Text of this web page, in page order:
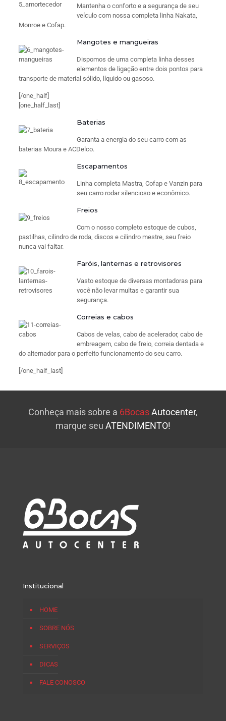
Mantenha o conforto e a segurança de seu
veículo com nossa completa linha Nakata,
Monroe e Cofap.
Mangotes e mangueiras
Dispomos de uma completa linha desses
elementos de ligação entre dois pontos para
transporte de material sólido, líquido ou gasoso.
[/one_half]
[one_half_last]
Baterias
Garanta a energia do seu carro com as
baterias Moura e ACDelco.
Escapamentos
Linha completa Mastra, Cofap e Vanzin para
seu carro rodar silencioso e econômico.
Freios
Com o nosso completo estoque de cubos,
pastilhas, cilindro de roda, discos e cilindro mestre, seu freio
nunca vai faltar.
Faróis, lanternas e retrovisores
Vasto estoque de diversas montadoras para
você não levar multas e garantir sua
segurança.
Correias e cabos
Cabos de velas, cabo de acelerador, cabo de
embreagem, cabo de freio, correia dentada e
do alternador para o perfeito funcionamento do seu carro.
[/one_half_last]
Conheça mais sobre a 6BocasAutocenter,
marque seu ATENDIMENTO!
Institucional
HOME
SOBRE NÓS
SERVIÇOS
DICAS
FALE CONOSCO